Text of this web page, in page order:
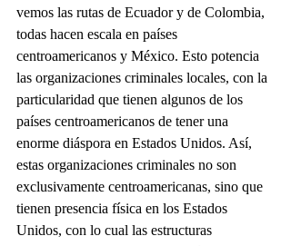
vemos las rutas de Ecuador y de Colombia,
todas hacen escala en países
centroamericanos y México. Esto potencia
las organizaciones criminales locales, con la
particularidad que tienen algunos de los
países centroamericanos de tener una
enorme diáspora en Estados Unidos. Así,
estas organizaciones criminales no son
exclusivamente centroamericanas, sino que
tienen presencia física en los Estados
Unidos, con lo cual las estructuras